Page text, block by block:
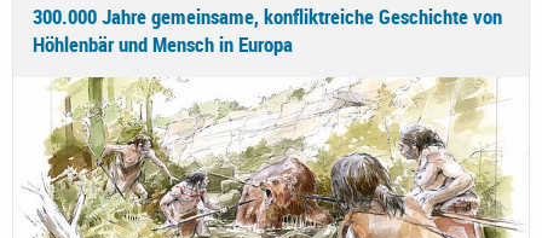
300.000 Jahre gemeinsame, konfliktreiche Geschichte von
Höhlenbär und Mensch in Europa